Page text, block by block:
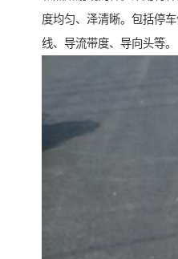
度均匀、泽清晰。包括停
线、导流带度、导向头等。